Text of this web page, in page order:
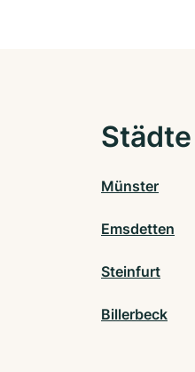
Münster
Emsdetten
Steinfurt
Billerbeck